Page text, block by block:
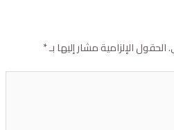
الحقول الإلزامية مشار إليها بـ*